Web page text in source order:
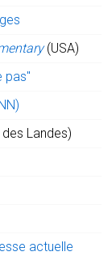
(USA)
pas"
Landes)
actuelle